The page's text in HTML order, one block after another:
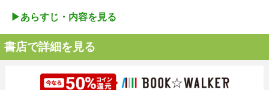
▶︎あらすじ・内容を見る
書店で詳細を見る